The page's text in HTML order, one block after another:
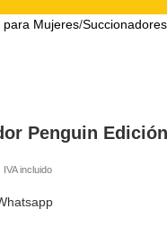
para Mujeres Succionadores
Penguin
IVA incluido